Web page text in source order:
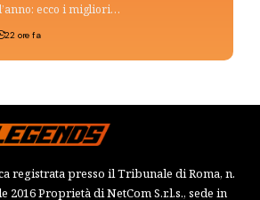
ecco i migliori…
22 ore fa
registrata presso il Tribunale di Roma, n.
2016 Proprietà di NetCom S.r.l.s., sede in